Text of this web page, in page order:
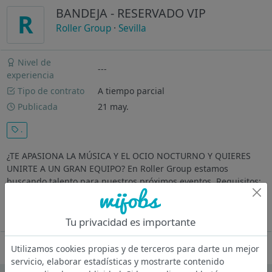
R BANDEJA - RESERVADO VIP
Roller Group · Sevilla
Nivel de
experiencia
---
Tipo de contrato
A tiempo parcial
Publicada
21 may.
.
¿TE APASIONA LA MÚSICA Y EL OCIO NOCTURNO Y QUIERES
UNIRTE A UN GRAN EQUIPO? En Roller Group estamos
buscando talento para nuestros próximos eventos. Requisitos:
Experiencia previa en el puesto (Reservados VIP) Buen manejo
de la bandeja Ganas de...
Oferta desactivada
Tu privacidad es importante
Utilizamos cookies propias y de terceros para darte un mejor
servicio, elaborar estadísticas y mostrarte contenido